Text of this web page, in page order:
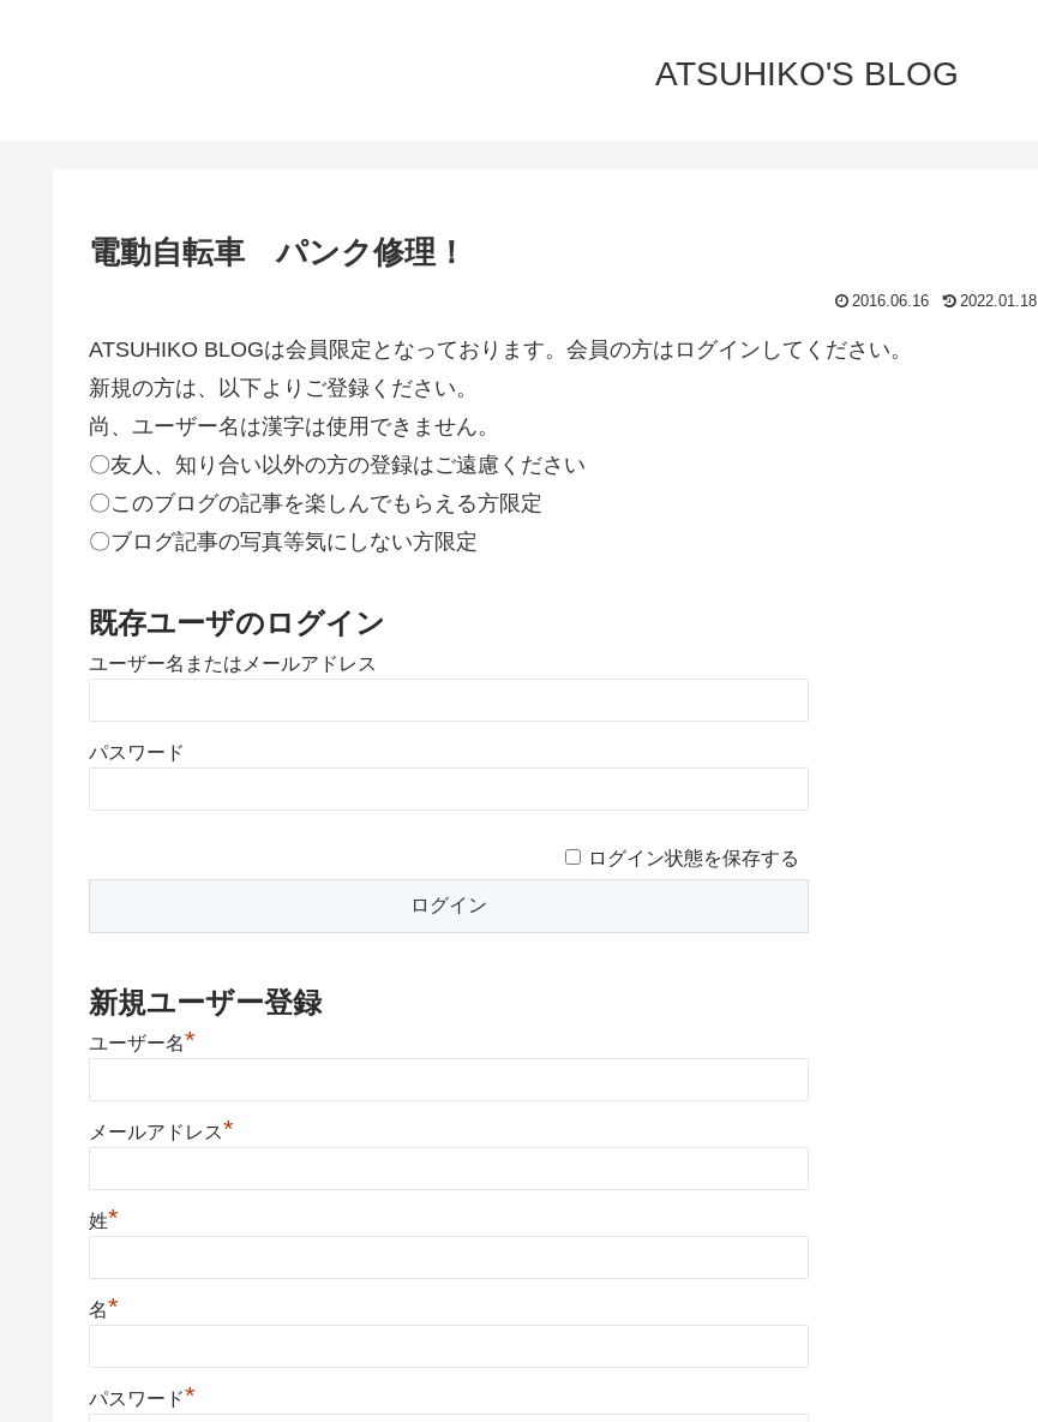
ATSUHIKO'S BLOG
電動自転車 パンク修理！
2016.06.16 2022.01.18
ATSUHIKO BLOGは会員限定となっております。会員の方はログインしてください。
新規の方は、以下よりご登録ください。
尚、ユーザー名は漢字は使用できません。
〇友人、知り合い以外の方の登録はご遠慮ください
〇このブログの記事を楽しんでもらえる方限定
〇ブログ記事の写真等気にしない方限定
既存ユーザのログイン
ユーザー名またはメールアドレス
パスワード
ログイン状態を保存する
新規ユーザー登録
ユーザー名*
メールアドレス*
姓*
名*
パスワード*